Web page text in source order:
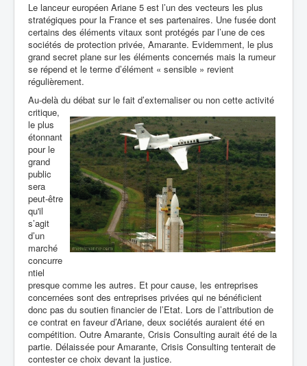
Le lanceur européen Ariane 5 est l’un des vecteurs les plus
stratégiques pour la France et ses partenaires. Une fusée dont
certains des éléments vitaux sont protégés par l’une de ces
sociétés de protection privée, Amarante. Evidemment, le plus
grand secret plane sur les éléments concernés mais la rumeur
se répend et le terme d’élément « sensible » revient
régulièrement.
Au-delà du débat sur le fait d’externaliser ou non cette activité
critique,
le plus
étonnant
pour le
grand
public
sera
peut-être
qu'il
s’agit
d’un
marché
concurre
ntiel
presque comme les autres. Et pour cause, les entreprises
concernées sont des entreprises privées qui ne bénéficient
donc pas du soutien financier de l’Etat. Lors de l’attribution de
ce contrat en faveur d’Ariane, deux sociétés auraient été en
compétition. Outre Amarante, Crisis Consulting aurait été de la
partie. Délaissée pour Amarante, Crisis Consulting tenterait de
contester ce choix devant la justice.